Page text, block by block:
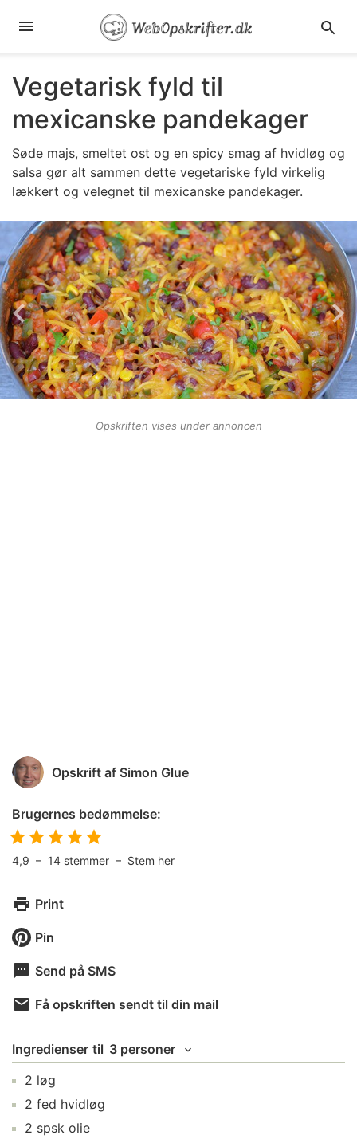
Vegetarisk fyld til
mexicanske pandekager
Søde majs, smeltet ost og en spicy smag af hvidløg og
salsa gør alt sammen dette vegetariske fyld virkelig
lækkert og velegnet til mexicanske pandekager.
Opskriften vises under annoncen
Opskrift af Simon Glue
Brugernes bedømmelse:
4,9 – 14 stemmer – Stem her
Print
Pin
Send på SMS
Få opskriften sendt til din mail
Ingredienser til 3 personer
2 løg
2 fed hvidløg
2 spsk olie